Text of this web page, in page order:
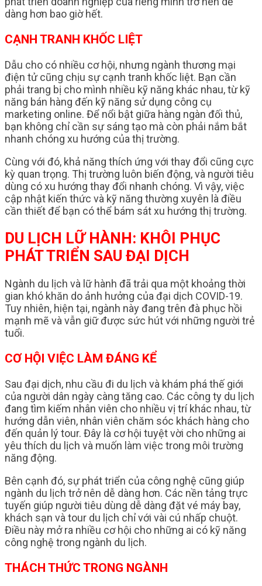
dàng hơn bao giờ hết.
CẠNH TRANH KHỐC LIỆT
Dẫu cho có nhiều cơ hội, nhưng ngành thương mại
điện tử cũng chịu sự cạnh tranh khốc liệt. Bạn cần
phải trang bị cho mình nhiều kỹ năng khác nhau, từ kỹ
năng bán hàng đến kỹ năng sử dụng công cụ
marketing online. Để nổi bật giữa hàng ngàn đối thủ,
bạn không chỉ cần sự sáng tạo mà còn phải nắm bắt
nhanh chóng xu hướng của thị trường.
Cùng với đó, khả năng thích ứng với thay đổi cũng cực
kỳ quan trọng. Thị trường luôn biến động, và người tiêu
dùng có xu hướng thay đổi nhanh chóng. Vì vậy, việc
cập nhật kiến thức và kỹ năng thường xuyên là điều
cần thiết để bạn có thể bám sát xu hướng thị trường.
DU LỊCH LỮ HÀNH: KHÔI PHỤC
PHÁT TRIỂN SAU ĐẠI DỊCH
Ngành du lịch và lữ hành đã trải qua một khoảng thời
gian khó khăn do ảnh hưởng của đại dịch COVID-19.
Tuy nhiên, hiện tại, ngành này đang trên đà phục hồi
mạnh mẽ và vẫn giữ được sức hút với những người trẻ
tuổi.
CƠ HỘI VIỆC LÀM ĐÁNG KỂ
Sau đại dịch, nhu cầu đi du lịch và khám phá thế giới
của người dân ngày càng tăng cao. Các công ty du lịch
đang tìm kiếm nhân viên cho nhiều vị trí khác nhau, từ
hướng dẫn viên, nhân viên chăm sóc khách hàng cho
đến quản lý tour. Đây là cơ hội tuyệt vời cho những ai
yêu thích du lịch và muốn làm việc trong môi trường
năng động.
Bên cạnh đó, sự phát triển của công nghệ cũng giúp
ngành du lịch trở nên dễ dàng hơn. Các nền tảng trực
tuyến giúp người tiêu dùng dễ dàng đặt vé máy bay,
khách sạn và tour du lịch chỉ với vài cú nhấp chuột.
Điều này mở ra nhiều cơ hội cho những ai có kỹ năng
công nghệ trong ngành du lịch.
THÁCH THỨC TRONG NGÀNH